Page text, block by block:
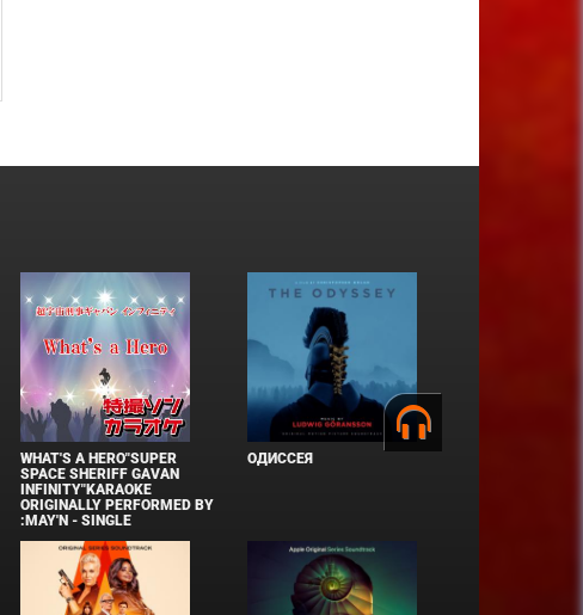
WHAT'S A HERO"SUPER
SPACE SHERIFF GAVAN
INFINITY"KARAOKE
ORIGINALLY PERFORMED BY
:MAY'N - SINGLE
ОДИССЕЯ